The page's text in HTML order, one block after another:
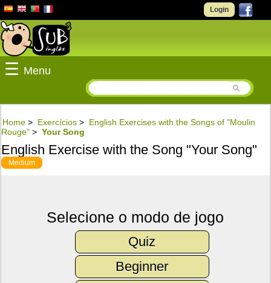
Login
☰ Menu
Home > Exercícios > English Exercises with the Songs of "Moulin
Rouge" > Your Song
English Exercise with the Song "Your Song"
Medium
Selecione o modo de jogo
Quiz
Beginner